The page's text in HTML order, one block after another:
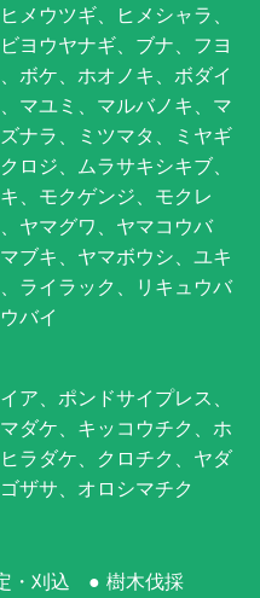
メウツギ、ヒメシャラ、
ヨウヤナギ、ブナ、フヨ
ボケ、ホオノキ、ボダイ
マユミ、マルバノキ、マ
ナラ、ミツマタ、ミヤギ
ロジ、ムラサキシキブ、
、モクゲンジ、モクレ
ヤマグワ、ヤマコウバ
ブキ、ヤマボウシ、ユキ
ライラック、リキュウバ
バイ
ア、ポンドサイプレス、
ダケ、キッコウチク、ホ
ラダケ、クロチク、ヤダ
ザサ、オロシマチク
・刈込 樹木伐採